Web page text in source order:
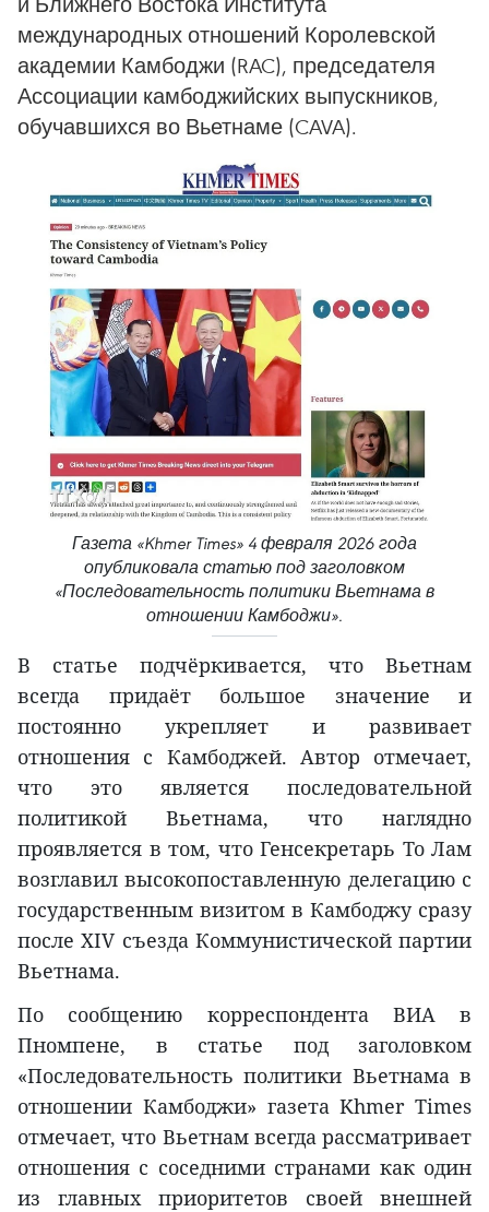
международных отношений Королевской
академии Камбоджи (RAC), председателя
Ассоциации камбоджийских выпускников,
обучавшихся во Вьетнаме (CAVA).
Газета «Khmer Times» 4 февраля 2026 года
опубликовала статью под заголовком
«Последовательность политики Вьетнама в
отношении Камбоджи».
В статье подчёркивается, что Вьетнам
всегда придаёт большое значение и
постоянно укрепляет и развивает
отношения с Камбоджей. Автор отмечает,
что это является последовательной
политикой Вьетнама, что наглядно
проявляется в том, что Генсекретарь То Лам
возглавил высокопоставленную делегацию с
государственным визитом в Камбоджу сразу
после XIV съезда Коммунистической партии
Вьетнама.
По сообщению корреспондента ВИА в
Пномпене, в статье под заголовком
«Последовательность политики Вьетнама в
отношении Камбоджи» газета Khmer Times
отмечает, что Вьетнам всегда рассматривает
отношения с соседними странами как один
из главных приоритетов своей внешней